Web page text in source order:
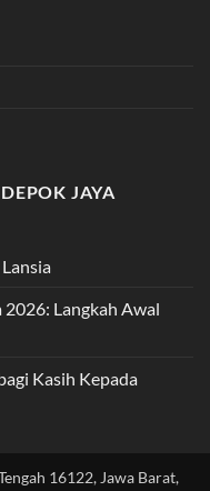
JAYA
Langkah Awal
Kasih Kepada
16122, Jawa Barat,